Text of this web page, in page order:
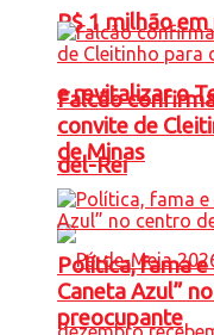
R$ 1 milhão
e revitalizar o
del-Rei
Falcão
convite de
de Minas
Política, fama
Caneta Azul”
preocupante